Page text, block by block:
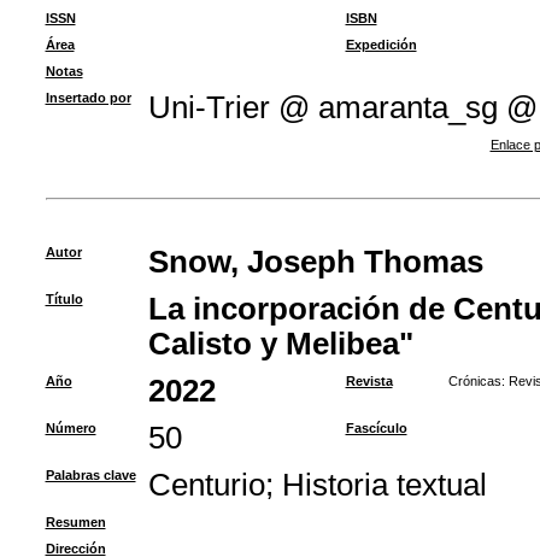
ISSN
ISBN
Área
Expedición
Notas
Insertado por
Uni-Trier @ amaranta_sg @
Enlace
Autor Snow, Joseph Thomas
Título
La incorporación de
Calisto y Melibea"
Año 2022 Revista Crónicas:
Número 50 Fascículo
Palabras clave Centurio; Historia textual
Resumen
Dirección